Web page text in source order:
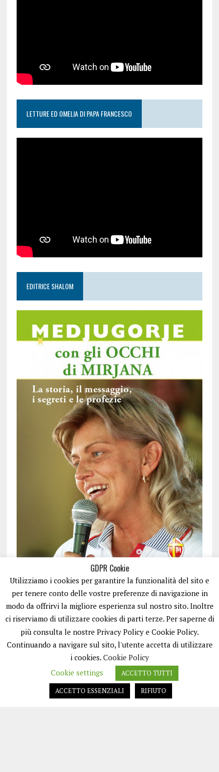
LETTURE ED OMELIA DI PAPA FRANCESCO
EDITRICE SHALOM
ISCRIVITI
GDPR Cookie
Utilizziamo i cookies per garantire la funzionalità del sito e
per tenere conto delle vostre preferenze di navigazione in
modo da offrirvi la migliore esperienza sul nostro sito. Inoltre
ci riserviamo di utilizzare cookies di parti terze. Per saperne di
più consulta le nostre Privacy Policy e Cookie Policy.
Continuando a navigare sul sito, l'utente accetta di utilizzare
i cookies. Cookie Policy
Cookie settings
ACCETTO TUTTI
ACCETTO ESSENZIALI
RIFIUTO